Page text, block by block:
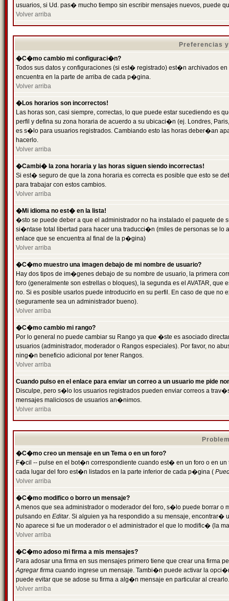
usuarios, si Ud. pas� mucho tiempo sin escribir mensajes nuevos, puede
Volver arriba
Preferencias
�C�mo cambio mi configuraci�n?
Todos sus datos y configuraciones (si est� registrado) est�n archivados
encuentra en la parte de arriba de cada p�gina.
Volver arriba
�Los horarios son incorrectos!
Las horas son, casi siempre, correctas, lo que puede estar sucediendo es
perfil y defina su zona horaria de acuerdo a su ubicaci�n (ej. Londres,
es s�lo para usuarios registrados. Cambiando esto las horas deber�an
hacerlo.
Volver arriba
�Cambi� la zona horaria y las horas siguen siendo incorrectas!
Si est� seguro de que la zona horaria es correcta es posible que esto se
para trabajar con estos cambios.
Volver arriba
�Mi idioma no est� en la lista!
�sto se puede deber a que el administrador no ha instalado el paquete
si�ntase total libertad para hacer una traducci�n (miles de personas se
enlace que se encuentra al final de la p�gina)
Volver arriba
�C�mo muestro una imagen debajo de mi nombre de usuario?
Hay dos tipos de im�genes debajo de su nombre de usuario, la primera
foro (generalmente son estrellas o bloques), la segunda es el AVATAR,
no. Si es posible usarlos puede introducirlo en su perfil. En caso de que
(seguramente sea un administrador bueno).
Volver arriba
�C�mo cambio mi rango?
Por lo general no puede cambiar su Rango ya que �ste es asociado
usuarios (administrador, moderador o Rangos especiales). Por favor, no
ning�n beneficio adicional por tener Rangos.
Volver arriba
Cuando pulso en el enlace para enviar un correo a un usuario me pide
Disculpe, pero s�lo los usuarios registrados pueden enviar correos a
mensajes maliciosos de usuarios an�nimos.
Volver arriba
�C�mo creo un mensaje en un Tema o en un foro?
F�cil -- pulse en el bot�n correspondiente cuando est� en un foro o en
cada lugar del foro est�n listados en la parte inferior de cada p�gina (
Volver arriba
�C�mo modifico o borro un mensaje?
A menos que sea administrador o moderador del foro, s�lo puede borrar o
pulsando en Editar. Si alguien ya ha respondido a su mensaje, encontrar�
No aparece si fue un moderador o el administrador el que lo modific� (la
Volver arriba
�C�mo adoso mi firma a mis mensajes?
Para adosar una firma en sus mensajes primero tiene que crear una firma
Agregar firma cuando ingrese un mensaje. Tambi�n puede activar la
puede evitar que se adose su firma a alg�n mensaje en particular al crearlo.
Volver arriba